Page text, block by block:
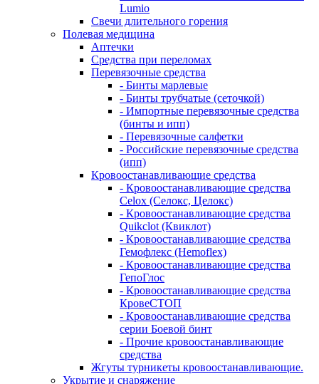
Lumio
Свечи длительного горения
Полевая медицина
Аптечки
Средства при переломах
Перевязочные средства
- Бинты марлевые
- Бинты трубчатые (сеточкой)
- Импортные перевязочные средства
(бинты и ипп)
- Перевязочные салфетки
- Российские перевязочные средства
(ипп)
Кровоостанавливающие средства
- Кровоостанавливающие средства
Celox (Селокс, Целокс)
- Кровоостанавливающие средства
Quikclot (Квиклот)
- Кровоостанавливающие средства
Гемофлекс (Hemoflex)
- Кровоостанавливающие средства
ГепоГлос
- Кровоостанавливающие средства
КровеСТОП
- Кровоостанавливающие средства
серии Боевой бинт
- Прочие кровоостанавливающие
средства
Жгуты турникеты кровоостанавливающие.
Укрытие и снаряжение